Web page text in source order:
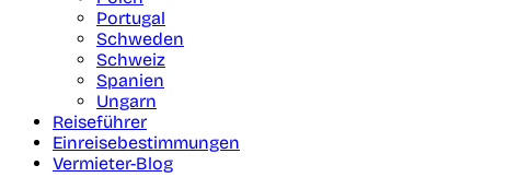
Portugal
Schweden
Schweiz
Spanien
Ungarn
Reiseführer
Einreisebestimmungen
Vermieter-Blog